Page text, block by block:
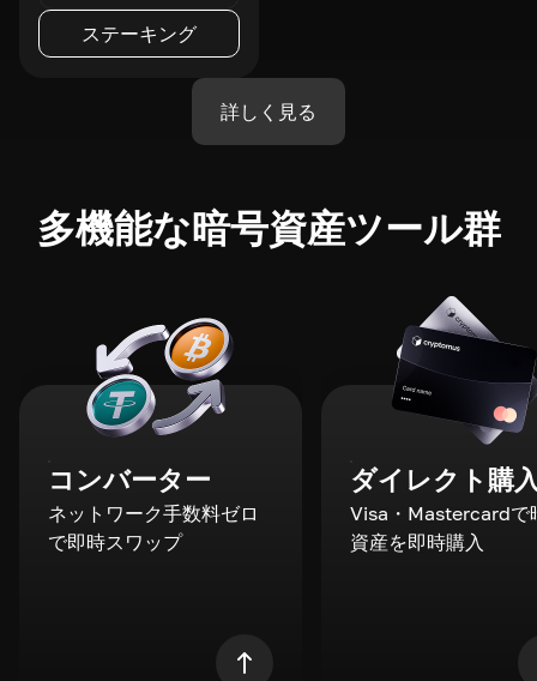
ステーキング
詳しく見る
多機能な暗号資産ツール群
コンバーター
ネットワーク手数料ゼロ
で即時スワップ
ダイレクト購
Visa・Mastercardで
資産を即時購入